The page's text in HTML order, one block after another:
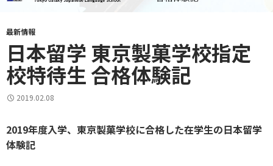
最新情報
日本留学 東京製菓学校指定
校特待生 合格体験記
2019.02.08
2019年度入学、東京製菓学校に合格した在学生の日本留学
体験記